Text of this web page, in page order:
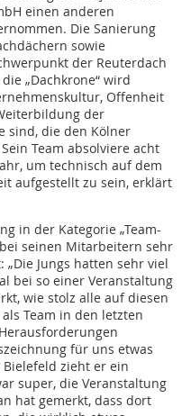
einen anderen
Die Sanierung
­sowie
der Reuterdach
„Dachkrone“ wird
Offenheit
der
sind, die den Kölner
Team absolviere acht
um technisch auf dem
aufgestellt zu sein, erklärt
in der Kategorie „Team-
seinen Mitarbeitern sehr
Jungs hatten sehr viel
bei so einer Veranstaltung
wie stolz alle auf diesen
Team in den letzten
für uns etwas
Bielefeld zieht er ein
super, die Veranstaltung
hat gemerkt, dass dort